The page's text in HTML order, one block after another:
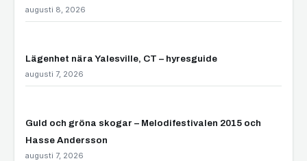
augusti 8, 2026
Lägenhet nära Yalesville, CT – hyresguide
augusti 7, 2026
Guld och gröna skogar – Melodifestivalen 2015 och
Hasse Andersson
augusti 7, 2026